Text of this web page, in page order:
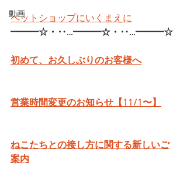
動画
ペットショップにいくまえに
━━━☆・‥…━━━☆・‥…━━━☆
初めて、お久しぶりのお客様へ
営業時間変更のお知らせ【11/1〜】
ねこたちとの接し方に関する新しいご
案内